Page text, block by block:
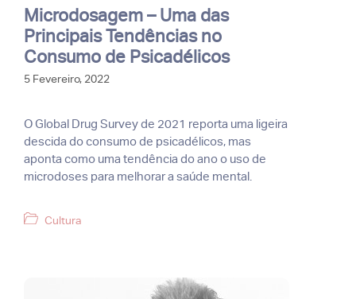
Microdosagem – Uma das
Principais Tendências no
Consumo de Psicadélicos
5 Fevereiro, 2022
O Global Drug Survey de 2021 reporta uma ligeira
descida do consumo de psicadélicos, mas
aponta como uma tendência do ano o uso de
microdoses para melhorar a saúde mental.
Categorias
Cultura